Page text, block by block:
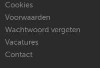
Cookies
Voorwaarden
Wachtwoord vergeten
Vacatures
Contact